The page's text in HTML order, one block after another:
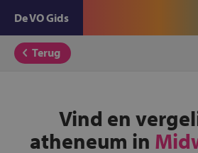
De VO Gids
Terug
Vind en
atheneum in